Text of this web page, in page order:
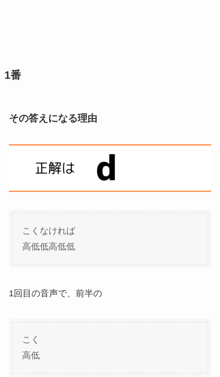
1番
その答えになる理由
こくなければ
高低低高低低
1回目の音声で、前半の
こく
高低